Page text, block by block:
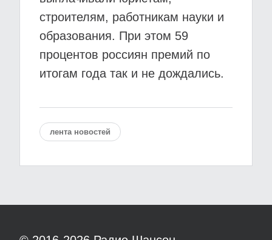
строителям, работникам науки и
образования. При этом 59
процентов россиян премий по
итогам года так и не дождались.
лента новостей